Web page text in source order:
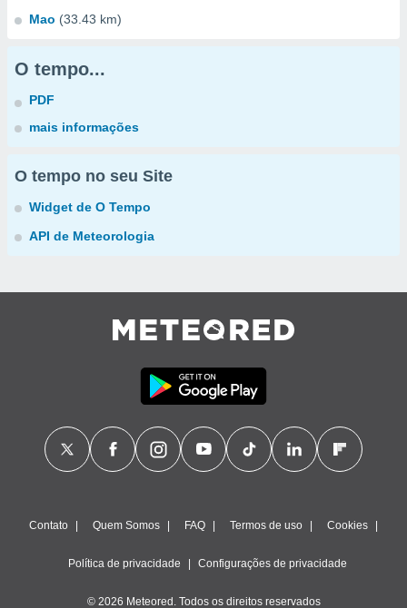
Mao (33.43 km)
O tempo...
PDF
mais informações
O tempo no seu Site
Widget de O Tempo
API de Meteorologia
Contato Quem Somos FAQ Termos de uso Cookies
Política de privacidade Configurações de privacidade
© 2026 Meteored. Todos os direitos reservados